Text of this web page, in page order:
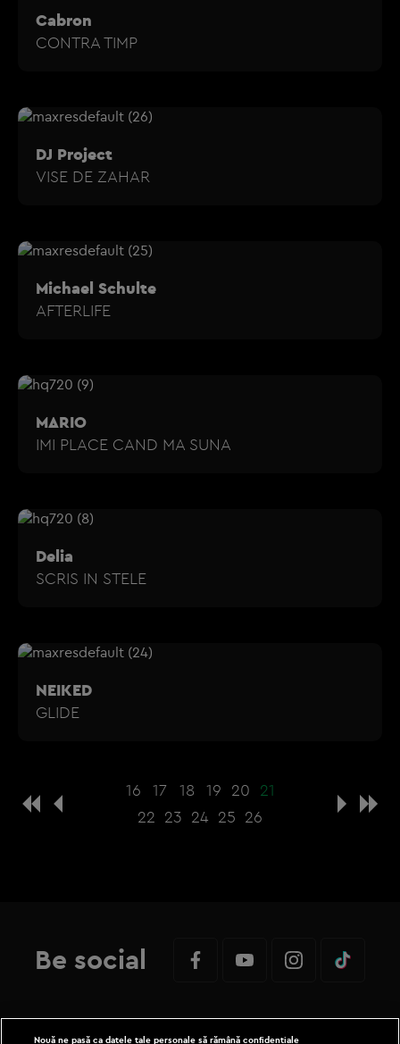
Cabron
CONTRA TIMP
DJ Project
VISE DE ZAHAR
Michael Schulte
AFTERLIFE
MARIO
IMI PLACE CAND MA SUNA
Delia
SCRIS IN STELE
NEIKED
GLIDE
16 17 18 19 20 21
22 23 24 25 26
Be social
Nouă ne pasă ca datele tale personale să rămână confidențiale